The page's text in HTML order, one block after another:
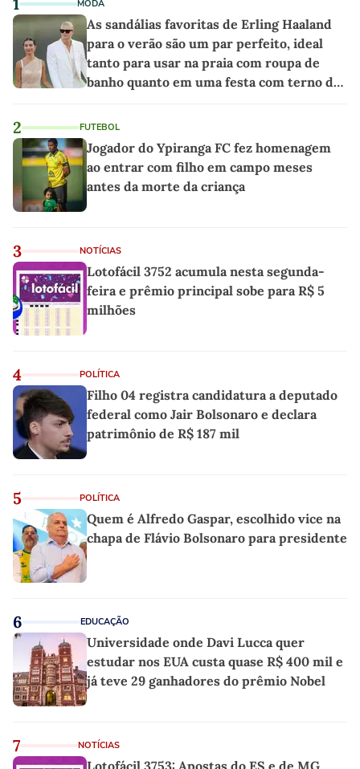
MODA
As sandálias favoritas de Erling Haaland
para o verão são um par perfeito, ideal
tanto para usar na praia com roupa de
banho quanto em uma festa com terno de
2 FUTEBOL
Jogador do Ypiranga FC fez homenagem
ao entrar com filho em campo meses
antes da morte da criança
3 NOTÍCIAS
Lotofácil 3752 acumula nesta segunda-
feira e prêmio principal sobe para R$ 5
milhões
4 POLÍTICA
Filho 04 registra candidatura a deputado
federal como Jair Bolsonaro e declara
patrimônio de R$ 187 mil
5 POLÍTICA
Quem é Alfredo Gaspar, escolhido vice na
chapa de Flávio Bolsonaro para presidente
6 EDUCAÇÃO
Universidade onde Davi Lucca quer
estudar nos EUA custa quase R$ 400 mil e
já teve 29 ganhadores do prêmio Nobel
7 NOTÍCIAS
Lotofácil 3753: Apostas do ES e de MG